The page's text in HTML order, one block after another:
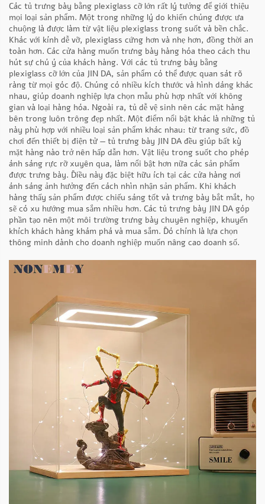
Các tủ trưng bày bằng plexiglass cỡ lớn rất lý tưởng để giới thiệu
mọi loại sản phẩm. Một trong những lý do khiến chúng được ưa
chuộng là được làm từ vật liệu plexiglass trong suốt và bền chắc.
Khác với kính dễ vỡ, plexiglass cứng hơn và nhẹ hơn, đồng thời an
toàn hơn. Các cửa hàng muốn trưng bày hàng hóa theo cách thu
hút sự chú ý của khách hàng. Với các tủ trưng bày bằng
plexiglass cỡ lớn của JIN DA, sản phẩm có thể được quan sát rõ
ràng từ mọi góc độ. Chúng có nhiều kích thước và hình dáng khác
nhau, giúp doanh nghiệp lựa chọn mẫu phù hợp nhất với không
gian và loại hàng hóa. Ngoài ra, tủ dễ vệ sinh nên các mặt hàng
bên trong luôn trông đẹp nhất. Một điểm nổi bật khác là những tủ
này phù hợp với nhiều loại sản phẩm khác nhau: từ trang sức, đồ
chơi đến thiết bị điện tử — tủ trưng bày JIN DA đều giúp bất kỳ
mặt hàng nào trở nên hấp dẫn hơn. Vật liệu trong suốt cho phép
ánh sáng rực rỡ xuyên qua, làm nổi bật hơn nữa các sản phẩm
được trưng bày. Điều này đặc biệt hữu ích tại các cửa hàng nơi
ánh sáng ảnh hưởng đến cách nhìn nhận sản phẩm. Khi khách
hàng thấy sản phẩm được chiếu sáng tốt và trưng bày bắt mắt, họ
sẽ có xu hướng mua sắm nhiều hơn. Các tủ trưng bày JIN DA góp
phần tạo nên một môi trường trưng bày chuyên nghiệp, khuyến
khích khách hàng khám phá và mua sắm. Đó chính là lựa chọn
thông minh dành cho doanh nghiệp muốn nâng cao doanh số.